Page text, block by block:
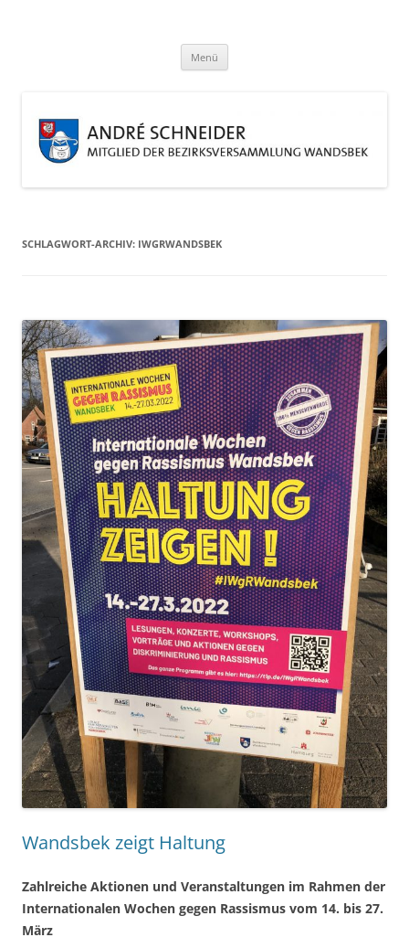
Menü
SCHLAGWORT-ARCHIV: IWGRWANDSBEK
Wandsbek zeigt Haltung
Zahlreiche Aktionen und Veranstaltungen im Rahmen der
Internationalen Wochen gegen Rassismus vom 14. bis 27.
März